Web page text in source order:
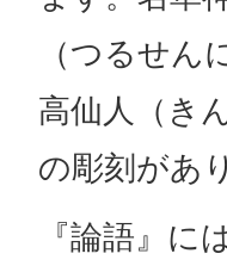
（つるせん
高仙人（き
の彫刻があ
『論語』に